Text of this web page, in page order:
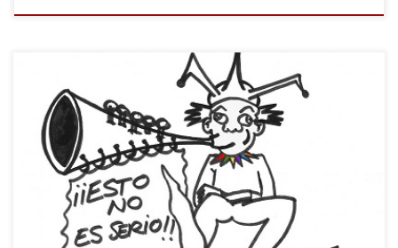
Todo lo que va a leer a continuación es falso, salvo alguna cosa.
NACIONAL Después de que Mariano Rajoy recibiera las
felicitaciones más efusivas de la Unión Europea por haber traído el
ébola al continente, el estadista visionario ha decidido ir más allá.
«Me propongo importar más enfermedades infecciosas», ha […]